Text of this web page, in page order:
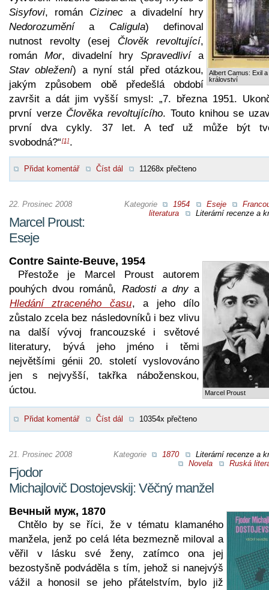
Albert Camus: Exil a
království
Sisyfovi, román Cizinec a divadelní hry
Nedorozuměnía Caligula) definoval
nutnost revolty (esej Člověk revoltující,
román Mor, divadelní hrySpravedlivía
Stav obležení) a nyní stál před otázkou,
jakým způsobem obě předešlá období
završit a dát jim vyšší smysl: „7. března 1951.
první verze Člověka revoltujícího. Touto knihou se
první dva cykly. 37 let. A teď už může být
svobodná?“[1].
Přidat komentář Číst dál 11268x přečteno
Kategorie 1954 Eseje
literatura
Literární recenze a
22. Prosinec 2008
Marcel Proust:
Eseje
Marcel Proust
Contre Sainte-Beuve, 1954
Přestože je Marcel Proust autorem
pouhých dvou románů, Radosti a dnya
Hledání ztraceného času, a jeho dílo
zůstalo zcela bez následovníků i bez vlivu
na další vývoj francouzské i světové
literatury, bývá jeho jméno i těmi
největšími génii 20. století vyslovováno
jen s nejvyšší, takřka náboženskou,
úctou.
Přidat komentář Číst dál 10354x přečteno
Kategorie 1870
Literární recenze a
Novela
Ruská
21. Prosinec 2008
Fjodor
Michajlovič Dostojevskij: Věčný manžel
Вечный муж, 1870
Chtělo by se říci, že v tématu klamaného
manžela, jenž po celá léta bezmezně miloval a
věřil v lásku své ženy, zatímco ona jej
bezostyšně podváděla s tím, jehož si nanejvýš
vážil a honosil se jeho přátelstvím, bylo již